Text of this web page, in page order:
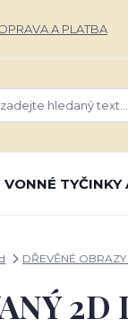
A PLATBA
VONNÉ TYČINKY
DŘEVĚNÉ OBRAZY
2D